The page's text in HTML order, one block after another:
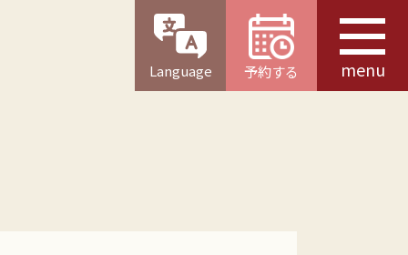
Language 予約する menu